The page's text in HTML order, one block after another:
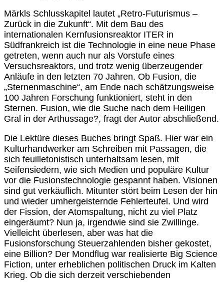
Märkls Schlusskapitel lautet „Retro-Futurismus –
Zurück in die Zukunft“. Mit dem Bau des
internationalen Kernfusionsreaktor ITER in
Südfrankreich ist die Technologie in eine neue Phase
getreten, wenn auch nur als Vorstufe eines
Versuchsreaktors, und trotz wenig überzeugender
Anläufe in den letzten 70 Jahren. Ob Fusion, die
„Sternenmaschine“, am Ende nach schätzungsweise
100 Jahren Forschung funktioniert, steht in den
Sternen. Fusion, wie die Suche nach dem Heiligen
Gral in der Arthussage?, fragt der Autor abschließend.
Die Lektüre dieses Buches bringt Spaß. Hier war ein
Kulturhandwerker am Schreiben mit Passagen, die
sich feuilletonistisch unterhaltsam lesen, mit
Seifensiedern, wie sich Medien und populäre Kultur
vor die Fusionstechnologie gespannt haben. Visionen
sind gut verkäuflich. Mitunter stört beim Lesen der hin
und wieder umhergeisternde Fehlerteufel. Und wird
der Fission, der Atomspaltung, nicht zu viel Platz
eingeräumt? Nun ja, irgendwie sind sie Zwillinge.
Vielleicht überlesen, aber was hat die
Fusionsforschung Steuerzahlenden bisher gekostet,
eine Billion? Der Mondflug war realisierte Big Science
Fiction, unter erheblichen politischen Druck im Kalten
Krieg. Ob die sich derzeit verschiebenden